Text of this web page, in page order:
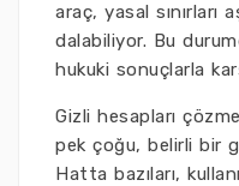
araç, yasal sınırları
dalabiliyor. Bu
hukuki sonuçlarla
Gizli hesapları
pek çoğu, belirli bir
Hatta bazıları,